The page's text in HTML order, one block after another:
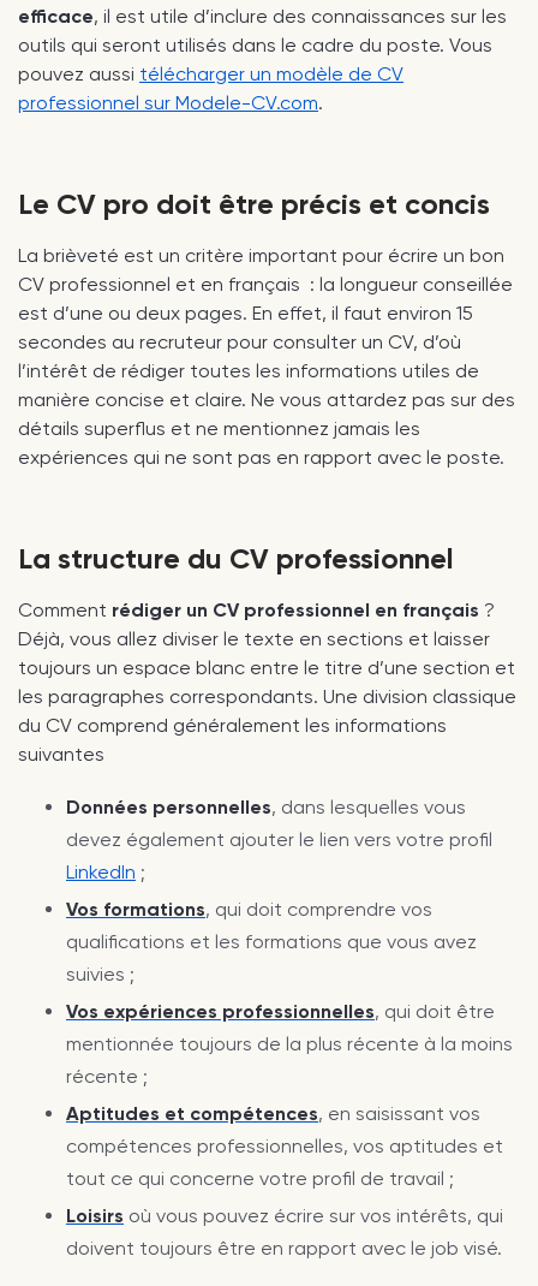
efficace, il est utile d’inclure des connaissances sur les
outils qui seront utilisés dans le cadre du poste. Vous
pouvez aussi télécharger un modèle de CV
professionnel sur Modele-CV.com.
Le CV pro doit être précis et concis
La brièveté est un critère important pour écrire un bon
CV professionnel et en français : la longueur conseillée
est d’une ou deux pages. En effet, il faut environ 15
secondes au recruteur pour consulter un CV, d’où
l’intérêt de rédiger toutes les informations utiles de
manière concise et claire. Ne vous attardez pas sur des
détails superflus et ne mentionnez jamais les
expériences qui ne sont pas en rapport avec le poste.
La structure du CV professionnel
Comment rédiger un CV professionnel en français ?
Déjà, vous allez diviser le texte en sections et laisser
toujours un espace blanc entre le titre d’une section et
les paragraphes correspondants. Une division classique
du CV comprend généralement les informations
suivantes
Données personnelles, dans lesquelles vous
devez également ajouter le lien vers votre profil
LinkedIn ;
Vos formations, qui doit comprendre vos
qualifications et les formations que vous avez
suivies ;
Vos expériences professionnelles, qui doit être
mentionnée toujours de la plus récente à la moins
récente ;
Aptitudes et compétences, en saisissant vos
compétences professionnelles, vos aptitudes et
tout ce qui concerne votre profil de travail ;
Loisirs où vous pouvez écrire sur vos intérêts, qui
doivent toujours être en rapport avec le job visé.